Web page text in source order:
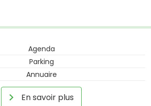
Agenda
Parking
Annuaire
En savoir plus